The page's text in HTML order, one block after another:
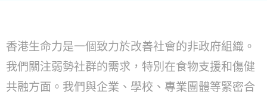
香港生命力是一個致力於改善社會的非政府組織。
我們關注弱勢社群的需求，特別在食物支援和傷健
共融方面。我們與企業、學校、專業團體等緊密合